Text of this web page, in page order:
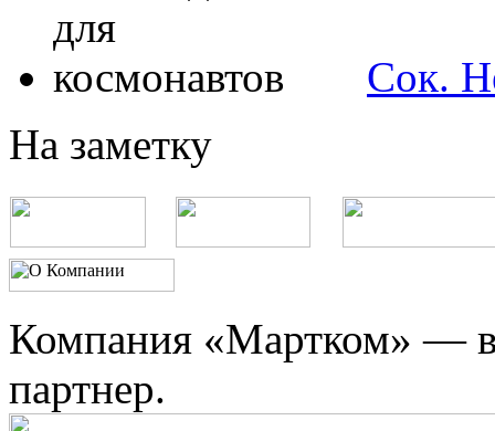
Сок.
На заметку
Компания «Мартком» —
партнер.